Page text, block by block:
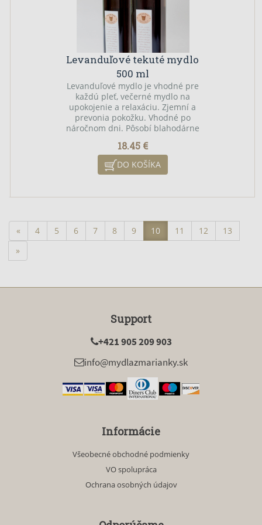
Levanduľové tekuté mydlo
500 ml
Levanduľové mydlo je vhodné pre
každú pleť, večerné mydlo na
upokojenie a relaxáciu. Zjemní a
prevonia pokožku. Vhodné po
náročnom dni. Pôsobí blahodárne
dermatitídy.
18.45 €
DO KOŠÍKA
« 4 5 6 7 8 9 10 11 12
13
»
Support
+421 905 209 903
info@mydlazmarianky.sk
Informácie
Všeobecné obchodné podmienky
VO spolupráca
Ochrana osobných údajov